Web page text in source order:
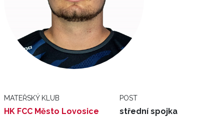
MATEŘSKÝ KLUB
HK FCC Město Lovosice
POST
střední spojka